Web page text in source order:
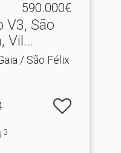
590.000€
V3, São
Vil.​..
/ São Félix
3